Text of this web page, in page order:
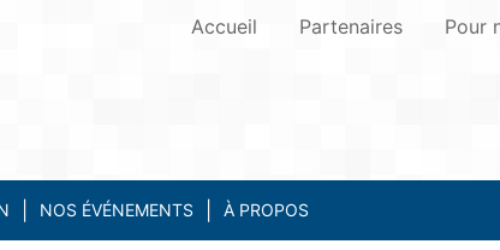
Accueil Partenaires Pour
NOS ÉVÉNEMENTS À PROPOS